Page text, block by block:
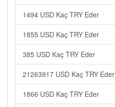
1494 USD Kaç TRY Eder
1855 USD Kaç TRY Eder
385 USD Kaç TRY Eder
21263917 USD Kaç TRY Eder
1866 USD Kaç TRY Eder